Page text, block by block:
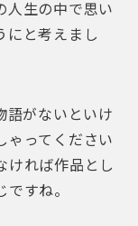
人生の中で思い
にと考えまし
語がないといけ
ゃってください
ければ作品とし
すね。